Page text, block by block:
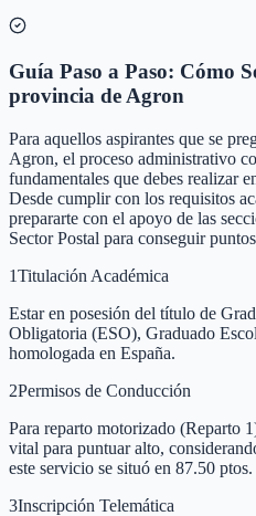
Guía Paso a Paso: Cómo
provincia de Agron
Para aquellos aspirantes que se
Agron, el proceso administrativo
fundamentales que debes realizar
Desde cumplir con los requisitos
prepararte con el apoyo de las
Sector Postal para conseguir
1Titulación Académica
Estar en posesión del título de
Obligatoria (ESO), Graduado
homologada en España.
2Permisos de Conducción
Para reparto motorizado (Reparto
vital para puntuar alto,
este servicio se situó en 87.50 ptos.
3Inscripción Telemática